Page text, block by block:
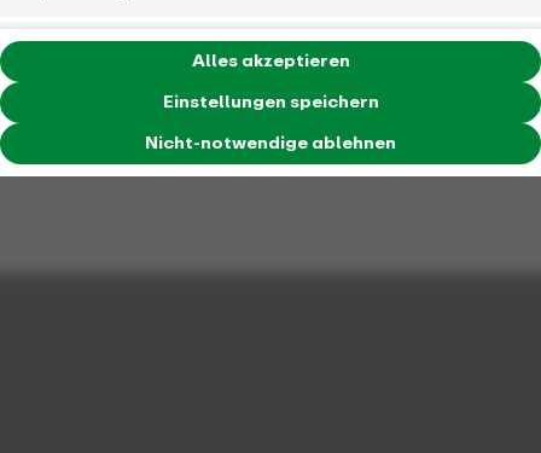
Einstellungen speichern
Nicht-notwendige ablehnen
Alles akzeptieren